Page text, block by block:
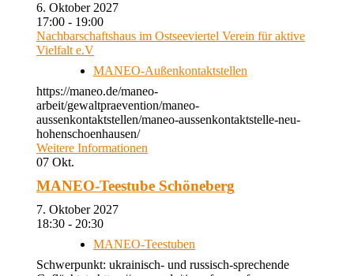
6. Oktober 2027
17:00 - 19:00
Nachbarschaftshaus im Ostseeviertel Verein für aktive
Vielfalt e.V
MANEO-Außenkontaktstellen
https://maneo.de/maneo-
arbeit/gewaltpraevention/maneo-
aussenkontaktstellen/maneo-aussenkontaktstelle-neu-
hohenschoenhausen/
Weitere Informationen
07 Okt.
MANEO-Teestube Schöneberg
7. Oktober 2027
18:30 - 20:30
MANEO-Teestuben
Schwerpunkt: ukrainisch- und russisch-sprechende